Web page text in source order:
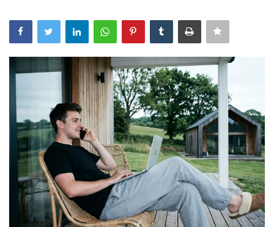
Экономика
Технологии
Туризм
Недвижимость
Авто
Здоровье